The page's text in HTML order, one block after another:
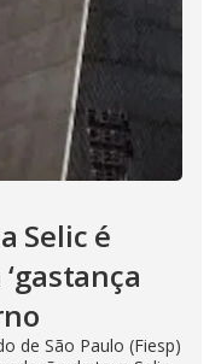
Selic é
de São Paulo (Fiesp)